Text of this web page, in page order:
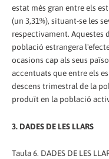
estat més gran entre els
(un 3,31%), situant-se les
respectivament. Aquestes
població estrangera
ocasions cap als seus
accentuats que entre els
descens trimestral de la
produït en la població
3. DADES DE LES LLARS
Taula 6. DADES DE LES